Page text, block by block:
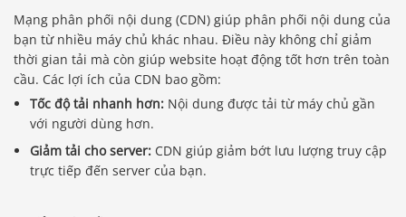
Mạng phân phối nội dung (CDN) giúp phân phối nội dung của
bạn từ nhiều máy chủ khác nhau. Điều này không chỉ giảm
thời gian tải mà còn giúp website hoạt động tốt hơn trên toàn
cầu. Các lợi ích của CDN bao gồm:
Tốc độ tải nhanh hơn: Nội dung được tải từ máy chủ gần
với người dùng hơn.
Giảm tải cho server: CDN giúp giảm bớt lưu lượng truy cập
trực tiếp đến server của bạn.